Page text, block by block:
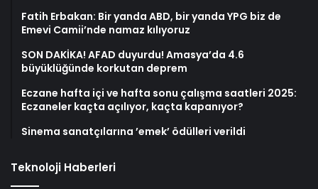
Fatih Erbakan: Bir yanda ABD, bir yanda YPG biz de
Emevi Camii’nde namaz kılıyoruz
SON DAKİKA! AFAD duyurdu! Amasya’da 4.6
büyüklüğünde korkutan deprem
Eczane hafta içi ve hafta sonu çalışma saatleri 2025:
Eczaneler kaçta açılıyor, kaçta kapanıyor?
Sinema sanatçılarına ’emek’ ödülleri verildi
Teknoloji Haberleri